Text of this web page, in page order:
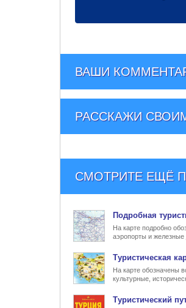
ВАШИ
РАССКАЖИ
СМОТРИТЕ ЕЩЁ
Подробная
На карте подробно
аэропорты и железные
Туристическая
На карте обозначены
культурные,
Туристический